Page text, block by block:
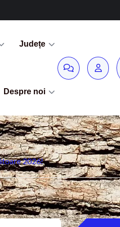
Județe
Despre noi
2026!